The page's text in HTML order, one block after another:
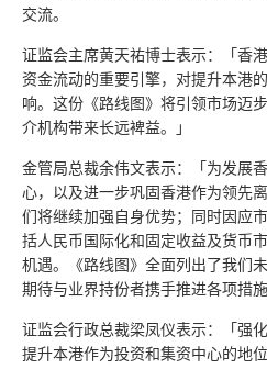
交流。
证监会主席黄天祐博士表示：「香
资金流动的重要引擎，对提升本港
响。这份《路线图》将引领市场迈
介机构带来长远裨益。」
金管局总裁余伟文表示：「为发展
心，以及进一步巩固香港作为领先
们将继续加强自身优势；同时因应
括人民币国际化和固定收益及货币
机遇。《路线图》全面列出了我们
期待与业界持份者携手推进各项措施
证监会行政总裁梁凤仪表示：「强
提升本港作为投资和集资中心的地